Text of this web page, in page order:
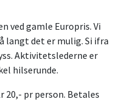
ved gamle Europris. Vi
langt det er mulig. Si ifra
Aktivitetslederne er
hilserunde.
20,- pr person. Betales